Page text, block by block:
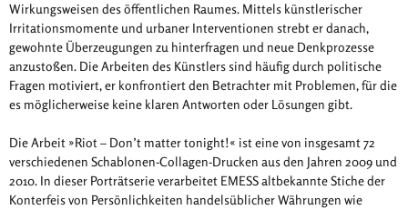
Wirkungsweisen des öffentlichen Raumes. Mittels künstlerischer
Irritationsmomente und urbaner Interventionen strebt er danach,
gewohnte Überzeugungen zu hinterfragen und neue Denkprozesse
anzustoßen. Die Arbeiten des Künstlers sind häufig durch politische
Fragen motiviert, er konfrontiert den Betrachter mit Problemen, für die
es möglicherweise keine klaren Antworten oder Lösungen gibt.
Die Arbeit »Riot – Don’t matter tonight!« ist eine von insgesamt 72
verschiedenen Schablonen-Collagen-Drucken aus den Jahren 2009 und
2010. In dieser Porträtserie verarbeitet EMESS altbekannte Stiche der
Konterfeis von Persönlichkeiten handelsüblicher Währungen wie